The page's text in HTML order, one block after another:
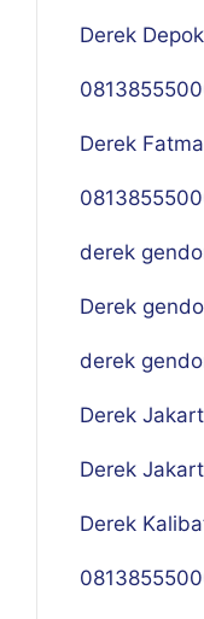
Derek
Derek
derek
Derek
derek
Derek
Derek
Derek